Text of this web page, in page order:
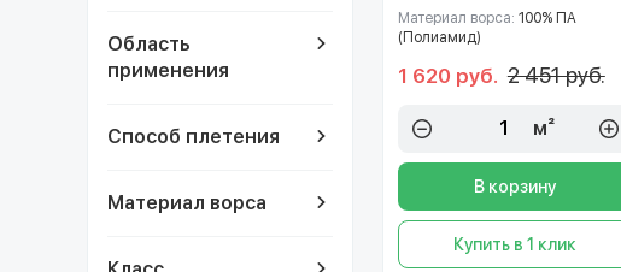
Область
применения
Способ плетения
Материал ворса
Материал ворса: 100% ПА
(Полиамид)
1 620 руб. 2 451 руб.
м²
В корзину
Купить в 1 клик